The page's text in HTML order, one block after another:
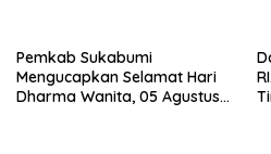
Pemkab Sukabumi
Mengucapkan Selamat Hari
Dharma Wanita, 05 Agustus